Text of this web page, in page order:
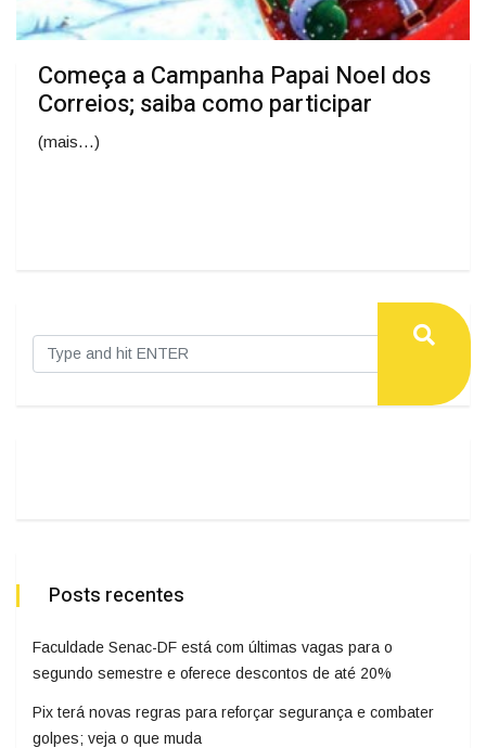
Começa a Campanha Papai Noel dos
Correios; saiba como participar
(mais…)
Posts recentes
Faculdade Senac-DF está com últimas vagas para o
segundo semestre e oferece descontos de até 20%
Pix terá novas regras para reforçar segurança e combater
golpes; veja o que muda